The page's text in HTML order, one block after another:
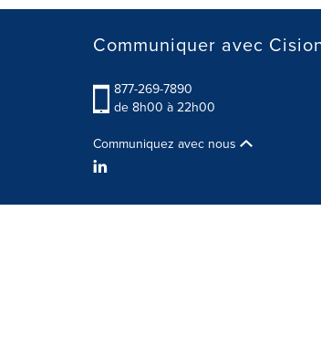
Communiquer avec
877-269-7890
de 8h00 à 22h00
Communiquez avec nous